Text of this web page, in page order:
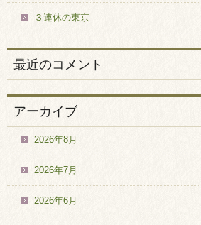
３連休の東京
最近のコメント
アーカイブ
2026年8月
2026年7月
2026年6月